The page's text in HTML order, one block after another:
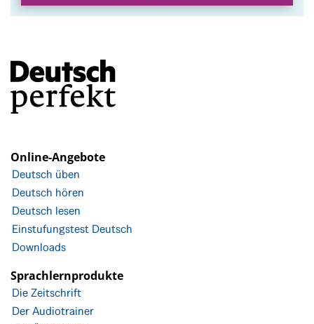
Online-Angebote
Deutsch üben
Deutsch hören
Deutsch lesen
Einstufungstest Deutsch
Downloads
Sprachlernprodukte
Die Zeitschrift
Der Audiotrainer